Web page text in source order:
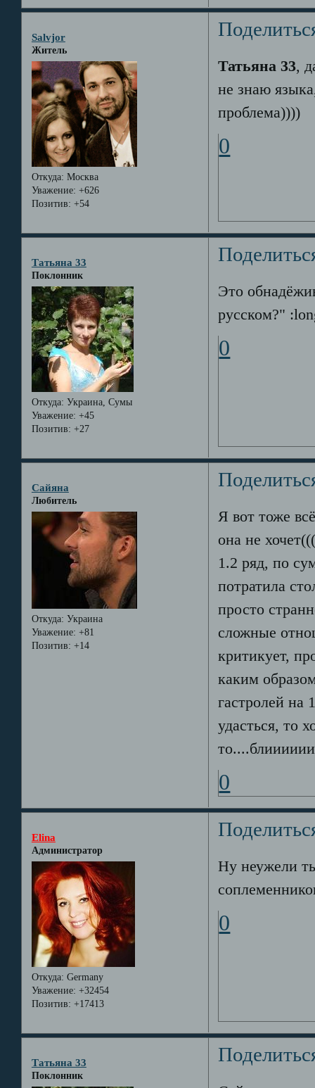
Salvjor
Житель
Откуда: Москва
Уважение: +626
Позитив: +54
Татьяна 33,
не знаю
проблема))))
0
Татьяна 33
Поклонник
Откуда: Украина, Сумы
Уважение: +45
Позитив: +27
Это
русском?"
0
Сайяна
Любитель
Откуда: Украина
Уважение: +81
Позитив: +14
Я вот тоже
она не
1.2 ряд, по
потратила
просто
сложные
критикует,
каким
гастролей на
удасться, то
0
Elina
Администратор
Откуда: Germany
Уважение: +32454
Позитив: +17413
Ну неужели
0
Татьяна 33
Поклонник